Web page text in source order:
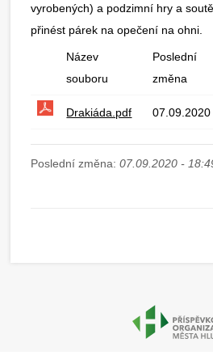
vyrobených) a podzimní hry a
přinést párek na opečení na ohni.
Název
souboru
Poslední
změna
Drakiáda.pdf 07.09.2020
Poslední změna:07.09.2020 -